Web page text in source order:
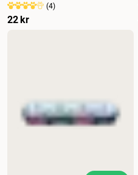
(4)
22 kr